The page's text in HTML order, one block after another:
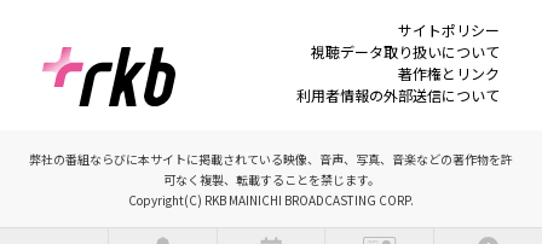
サイトポリシー
視聴データ取り扱いについて
著作権とリンク
利用者情報の外部送信について
弊社の番組ならびに本サイトに掲載されている映像、音声、写真、音楽などの著作物を許
可なく複製、転載することを禁じます。
Copyright(C) RKB MAINICHI BROADCASTING CORP.